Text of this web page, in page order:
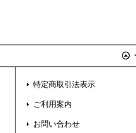
特定商取引法表示
ご利用案内
お問い合わせ